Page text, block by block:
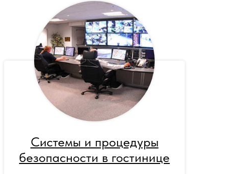
Системы и процедуры
безопасности в гостинице